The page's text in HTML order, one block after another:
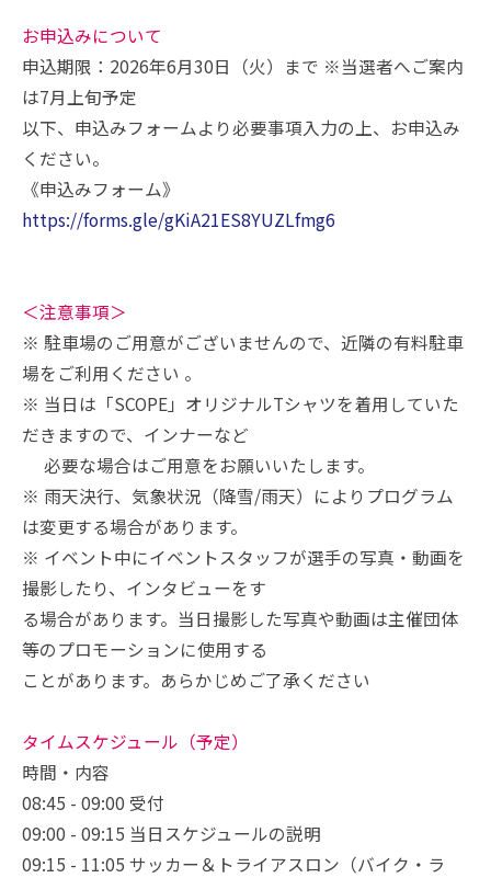
お申込みについて
申込期限：2026年6月30日（火）まで ※当選者へご案内
は7月上旬予定
以下、申込みフォームより必要事項入力の上、お申込み
ください。
《申込みフォーム》
https://forms.gle/gKiA21ES8YUZLfmg6
＜注意事項＞
※ 駐車場のご用意がございませんので、近隣の有料駐車
場をご利用ください 。
※ 当日は「SCOPE」オリジナルTシャツを着用していた
だきますので、インナーなど
必要な場合はご用意をお願いいたします。
※ 雨天決行、気象状況（降雪/雨天）によりプログラム
は変更する場合があります。
※ イベント中にイベントスタッフが選手の写真・動画を
撮影したり、インタビューをす
る場合があります。当日撮影した写真や動画は主催団体
等のプロモーションに使用する
ことがあります。あらかじめご了承ください
タイムスケジュール（予定）
時間・内容
08:45 - 09:00 受付
09:00 - 09:15 当日スケジュールの説明
09:15 - 11:05 サッカー＆トライアスロン（バイク・ラ